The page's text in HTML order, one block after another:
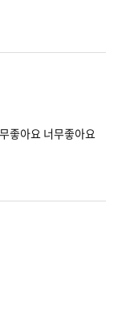
좋아요 너무좋아요